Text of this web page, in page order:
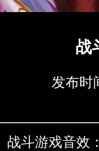
战
发布时
战斗游戏音效